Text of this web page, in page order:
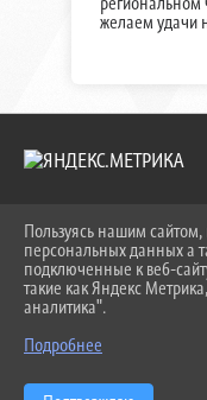
желаем удачи
2026 Г.
ВХОД
КАРТА САЙТА
ПОЛИТИКА
СДЕЛАНО НА
Пользуясь нашим сайтом,
персональных данных а
подключенные к веб-
такие как Яндекс
аналитика".
Подробнее